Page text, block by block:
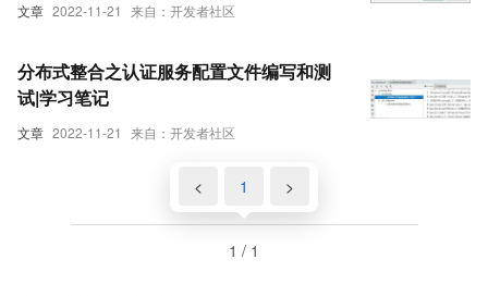
文章 2022-11-21 来自：开发者社区
文章 2022-11-21 来自：开发者社区
分布式整合之认证服务配置文件编写和测
试|学习笔记
< 1 >
1 / 1